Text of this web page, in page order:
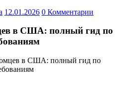
12.01.2026 0 Комментарии
в США: полный гид по